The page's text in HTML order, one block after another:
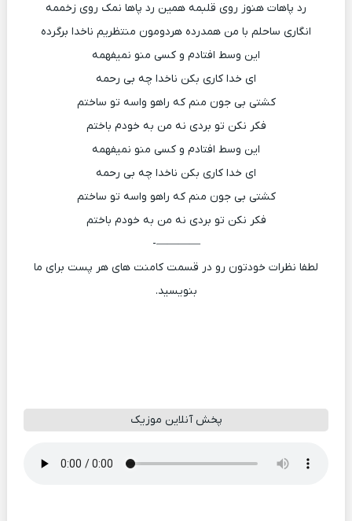
رد پاهات هنوز روی قلبمه همین رد پاها نمک روی زخممه
انگاری ساحلم با من همدرده هردومون منتظریم ناخدا برگرده
این وسط افتادم و کسی منو نمیفهمه
ای خدا کاری بکن ناخدا چه بی رحمه
کشتی بی جون منم که راهو واسه تو ساختم
فکر نکن تو بردی نه من به خودم باختم
این وسط افتادم و کسی منو نمیفهمه
ای خدا کاری بکن ناخدا چه بی رحمه
کشتی بی جون منم که راهو واسه تو ساختم
فکر نکن تو بردی نه من به خودم باختم
————-
لطفا نظرات خودتون رو در قسمت کامنت های هر پست برای ما
بنویسید.
پخش آنلاین موزیک